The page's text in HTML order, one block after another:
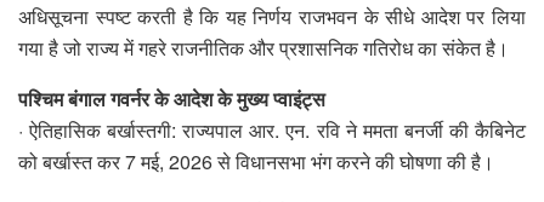
अधिसूचना स्पष्ट करती है कि यह निर्णय राजभवन के सीधे आदेश पर लिया
गया है जो राज्य में गहरे राजनीतिक और प्रशासनिक गतिरोध का संकेत है।
पश्चिम बंगाल गवर्नर के आदेश के मुख्‍य प्‍वाइंट्स
· ऐतिहासिक बर्खास्तगी: राज्यपाल आर. एन. रवि ने ममता बनर्जी की कैबिनेट
को बर्खास्त कर 7 मई, 2026 से विधानसभा भंग करने की घोषणा की है।